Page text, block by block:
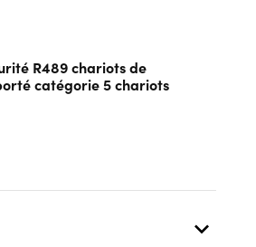
R489 chariots de
catégorie 5 chariots